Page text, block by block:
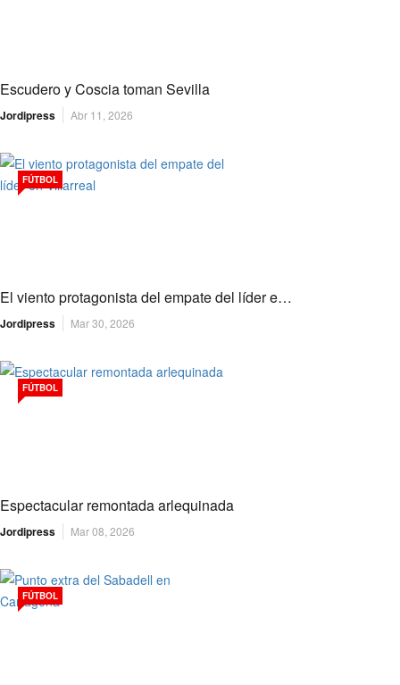
Escudero y Coscia toman Sevilla
Jordipress Abr 11, 2026
El viento protagonista del empate del líder e…
Jordipress Mar 30, 2026
FÚTBOL
Espectacular remontada arlequinada
Jordipress Mar 08, 2026
FÚTBOL
FÚTBOL